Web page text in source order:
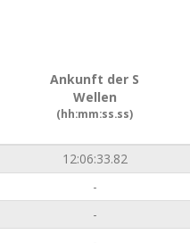
Ankunft der S
Wellen
(hh:mm:ss.ss)
12:06:33.82
-
-